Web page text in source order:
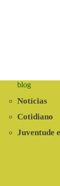
blog
Notícias
Cotidiano
Juventude